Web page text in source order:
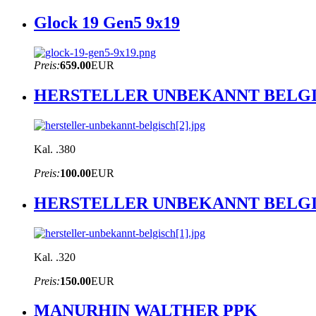
Glock 19 Gen5 9x19
Preis:659.00EUR
HERSTELLER UNBEKANNT
Kal. .380
Preis:100.00EUR
HERSTELLER UNBEKANNT
Kal. .320
Preis:150.00EUR
MANURHIN WALTHER PPK